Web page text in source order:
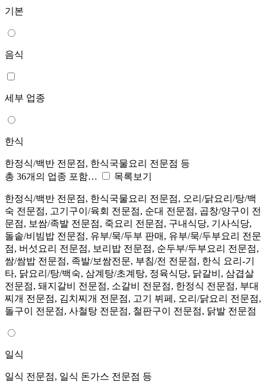
기본
음식
세부 업종
한식
한정식/백반 전문점, 한식국물요리 전문점 등
총 36개의 업종 포함…
목록보기
한정식/백반 전문점, 한식국물요리 전문점, 오리/닭요리/탕/백
숙 전문점, 고기구이/육회 전문점, 순대 전문점, 곱창/양구이 전
문점, 보쌈/족발 전문점, 죽요리 전문점, 구내식당, 기사식당,
돌솥/비빔밥 전문점, 유부/묵/두부 판매, 유부/묵/두부요리 전문
점, 버섯요리 전문점, 보리밥 전문점, 순두부/두부요리 전문점,
쌈/쌈밥 전문점, 족발/보쌈전문, 부침/전 전문점, 한식 요리-기
타, 닭요리/탕/백숙, 삼계탕/초계탕, 정육식당, 닭갈비, 삼겹살
전문점, 돼지갈비 전문점, 소갈비 전문점, 한정식 전문점, 부대
찌개 전문점, 김치찌개 전문점, 고기 뷔페, 오리/닭요리 전문점,
돌구이 전문점, 사철탕 전문점, 철판구이 전문점, 닭발 전문점
일식
일식 전문점, 일식 돈가스 전문점 등